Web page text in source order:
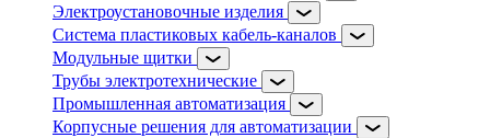
Электроустановочные изделия
Система пластиковых кабель-каналов
Модульные щитки
Трубы электротехнические
Промышленная автоматизация
Корпусные решения для автоматизации